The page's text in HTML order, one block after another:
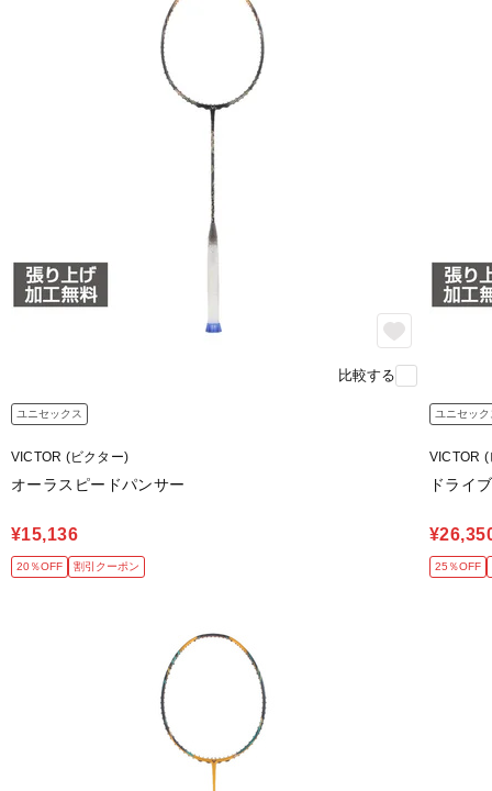
比較する
ユニセックス
VICTOR (ビクター)
オーラスピードパンサー
¥15,136
20％OFF 割引クーポン
ユニセック
VICTOR
ドライ
25％OFF